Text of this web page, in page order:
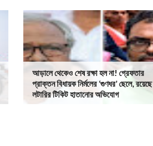
আড়ালে থেকেও শেষ রক্ষা হল না! গ্রেফতার
প্রাক্তন বিধায়ক নির্মলের ‘গুণধর’ ছেলে, রয়েছে
লটারির টিকিট হাতানোর অভিযোগ